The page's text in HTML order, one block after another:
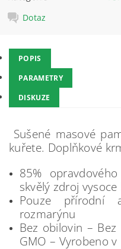
Dotaz
POPIS
PARAMETRY
DISKUZE
Sušené masové
kuřete. Doplňkové
85%
skvělý zdroj
Pouze přírodní
rozmarýnu
Bez obilovin –
GMO – Vyrobeno v